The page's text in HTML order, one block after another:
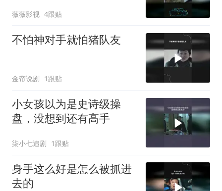
薇薇影视 4跟贴
不怕神对手就怕猪队友
金帘说剧 1跟贴
小女孩以为是史诗级操
盘，没想到还有高手
柒小七追剧 1跟贴
身手这么好是怎么被抓进
去的